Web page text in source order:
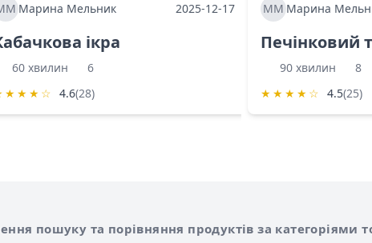
Марина Мельник 2025-12-17
ікра
60 хвилин
6
★ ★ ★ ☆ 4.6(28)
МММарина
Печінковий
90 хвилин
8
★ ★ ★ ★ ☆ 4.5(25)
пошуку та порівняння продуктів за категоріями